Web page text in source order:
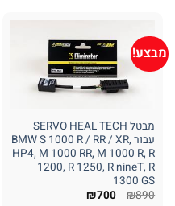
מבצע!
מבטל SERVO HEAL TECH
עבור BMW S 1000 R / RR / XR,
HP4, M 1000 RR, M 1000 R, R
1200, R 1250, R nineT, R
1300 GS
₪890 המחיר
₪700 המחיר